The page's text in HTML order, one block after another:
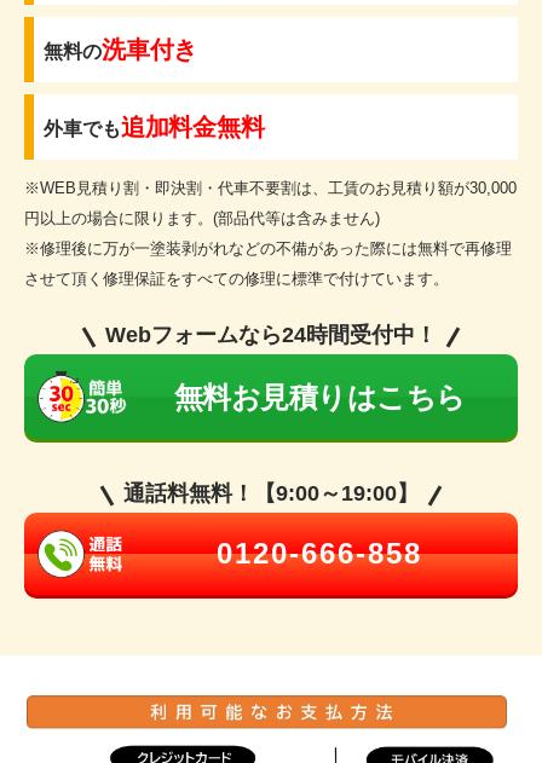
無料の洗車付き
外車でも追加料金無料
※WEB見積り割・即決割・代車不要割は、工賃のお見積り額が30,000
円以上の場合に限ります。(部品代等は含みません)
※修理後に万が一塗装剥がれなどの不備があった際には無料で再修理
させて頂く修理保証をすべての修理に標準で付けています。
Webフォームなら24時間受付中！
無料お見積りはこちら
通話料無料！【9:00～19:00】
0120-666-858